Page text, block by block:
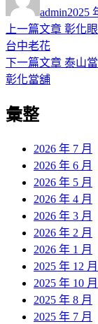
者
admin佈
日
2025
文
章
導
覽
上一篇文章 上
篇
彰化
台中老花
下一篇文章 下
泰山
彰化當舖
彙整
2026 年 7 月
2026 年 6 月
2026 年 5 月
2026 年 4 月
2026 年 3 月
2026 年 2 月
2026 年 1 月
2025 年 12 月
2025 年 10 月
2025 年 8 月
2025 年 7 月